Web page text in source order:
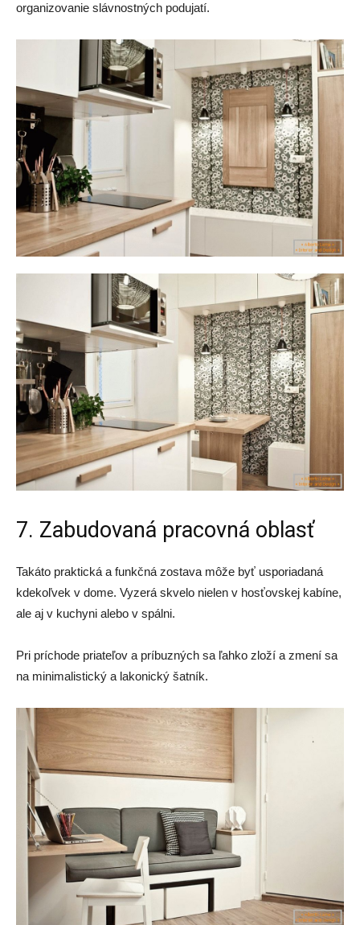
organizovanie slávnostných podujatí.
7. Zabudovaná pracovná oblasť
Takáto praktická a funkčná zostava môže byť usporiadaná
kdekoľvek v dome. Vyzerá skvelo nielen v hosťovskej kabíne,
ale aj v kuchyni alebo v spálni.
Pri príchode priateľov a príbuzných sa ľahko zloží a zmení sa
na minimalistický a lakonický šatník.